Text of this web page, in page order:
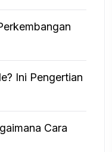
Ini Pengertian
Cara